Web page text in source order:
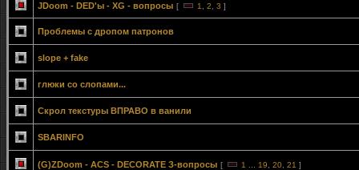
JDoom - DED'ы - XG - вопросы [ 1 2 3 ]
Проблемы с дропом патронов
slope + fake
глюки со слопами...
Скрол текстуры ВПРАВО в ванили
SBARINFO
(G)ZDoom - ACS - DECORATE З-вопросы [ 1 19 20 21 ]